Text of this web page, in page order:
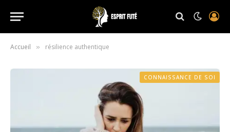
Accueil » résilience authentique
CONNAISSANCE DE SOI